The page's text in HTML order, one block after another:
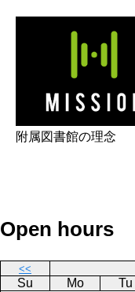
附属図書館の理念
Open hours
<<
Su Mo Tu